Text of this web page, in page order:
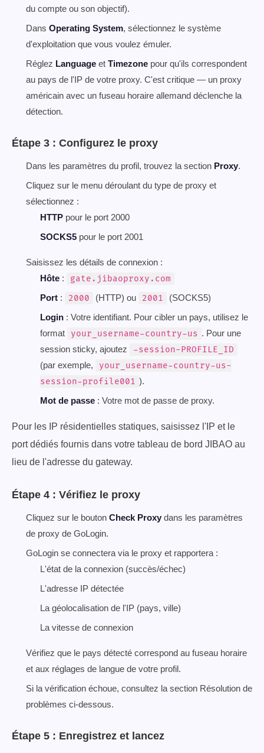
du compte ou son objectif).
Dans Operating System, sélectionnez le système
d'exploitation que vous voulez émuler.
Réglez Language et Timezone pour qu'ils correspondent
au pays de l'IP de votre proxy. C'est critique — un proxy
américain avec un fuseau horaire allemand déclenche la
détection.
Étape 3 : Configurez le proxy
Dans les paramètres du profil, trouvez la section Proxy.
Cliquez sur le menu déroulant du type de proxy et
sélectionnez :
HTTP pour le port 2000
SOCKS5 pour le port 2001
Saisissez les détails de connexion :
Hôte :
gate.jibaoproxy.com
Port : 2000 (HTTP) ou 2001
(SOCKS5)
Login : Votre identifiant. Pour cibler un pays, utilisez le
format
your_username-country-us . Pour une
session sticky, ajoutez
-session-PROFILE_ID
(par exemple,
your_username-country-us-
session-profile001 ).
Mot de passe : Votre mot de passe de proxy.
Pour les IP résidentielles statiques, saisissez l'IP et le
port dédiés fournis dans votre tableau de bord JIBAO au
lieu de l'adresse du gateway.
Étape 4 : Vérifiez le proxy
Cliquez sur le bouton Check Proxy dans les paramètres
de proxy de GoLogin.
GoLogin se connectera via le proxy et rapportera :
L'état de la connexion (succès/échec)
L'adresse IP détectée
La géolocalisation de l'IP (pays, ville)
La vitesse de connexion
Vérifiez que le pays détecté correspond au fuseau horaire
et aux réglages de langue de votre profil.
Si la vérification échoue, consultez la section Résolution de
problèmes ci-dessous.
Étape 5 : Enregistrez et lancez